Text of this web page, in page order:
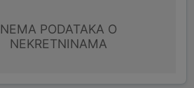
NEMA PODATAKA O
NEKRETNINAMA